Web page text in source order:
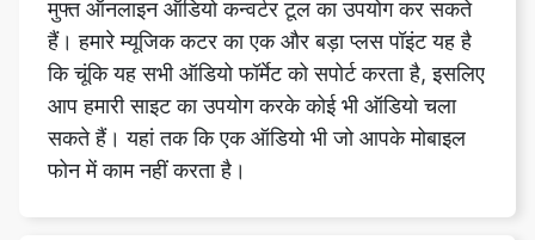
सकते हैं। यहां तक कि एक ऑडियो भी जो आपके मोबाइल
फोन में काम नहीं करता है।
क्या काटने के बाद फाइल फॉर्मेट बदल जाता है?